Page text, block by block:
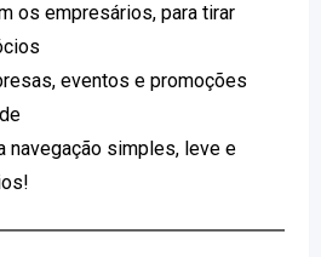
os empresários, para tirar
eventos e promoções
navegação simples, leve e